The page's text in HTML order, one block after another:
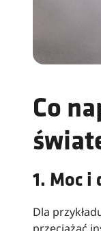
Co
1. Moc i
Dla